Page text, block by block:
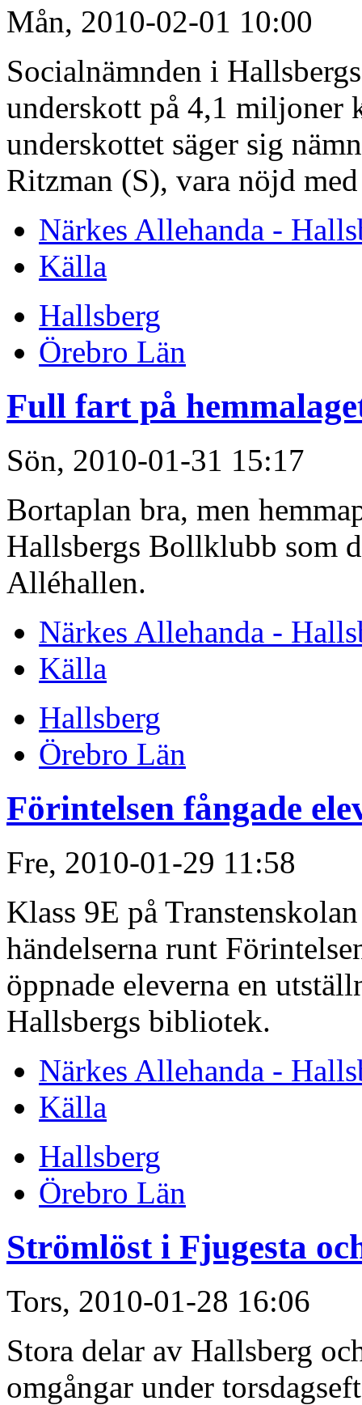
Mån, 2010-02-01 10:00
Socialnämnden i
underskott på 4,1 miljoner
underskottet säger sig
Ritzman (S), vara nöjd
Närkes Allehanda -
Källa
Hallsberg
Örebro Län
Full fart på
Sön, 2010-01-31 15:17
Bortaplan bra, men
Hallsbergs Bollklubb som
Alléhallen.
Närkes Allehanda -
Källa
Hallsberg
Örebro Län
Förintelsen fångade
Fre, 2010-01-29 11:58
Klass 9E på
händelserna runt
öppnade eleverna en
Hallsbergs bibliotek.
Närkes Allehanda -
Källa
Hallsberg
Örebro Län
Strömlöst i Fjugesta
Tors, 2010-01-28 16:06
Stora delar av Hallsberg
omgångar under